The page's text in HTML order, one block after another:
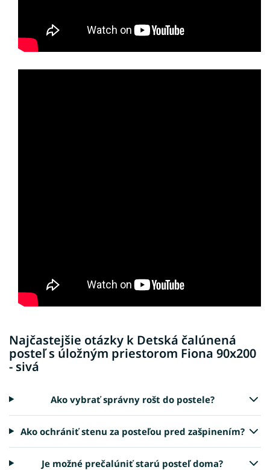
Najčastejšie otázky k Detská čalúnená
posteľ s úložným priestorom Fiona 90x200
- sivá
Ako vybrať správny rošt do postele?
Ako ochrániť stenu za posteľou pred zašpinením?
Je možné prečalúniť starú posteľ doma?